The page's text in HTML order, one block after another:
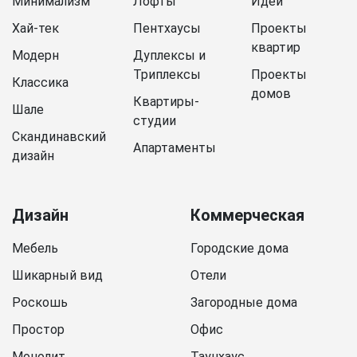
Хай-тек
Модерн
Классика
Шале
Скандинавский
дизайн
Пентхаусы
Дуплексы и
Триплексы
Квартиры-
студии
Апартаменты
Проекты
квартир
Проекты
домов
Дизайн
Мебель
Шикарный вид
Роскошь
Простор
Коммерческая
Городские дома
Отели
Загородные дома
Офис